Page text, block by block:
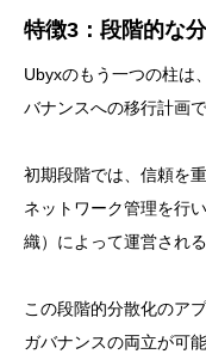
特徴3：段階的な
Ubyxのもう一つの柱は
バナンスへの移行計画で
初期段階では、信頼を
ネットワーク管理を行
織）によって運営され
この段階的分散化のア
ガバナンスの両立が可